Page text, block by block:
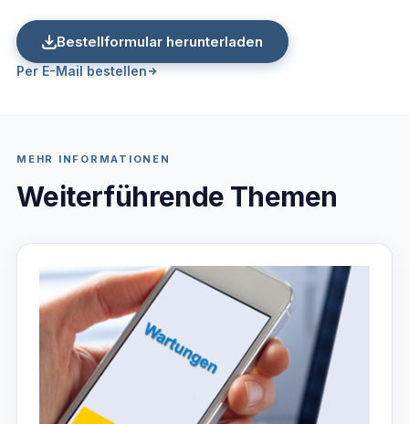
Bestellformular herunterladen
Per E-Mail bestellen
MEHR INFORMATIONEN
Weiterführende Themen